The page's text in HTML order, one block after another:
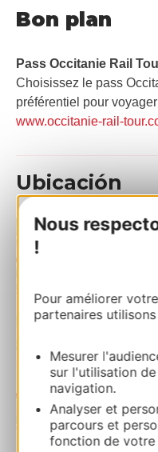
Nous
!
Pour améliorer
partenaires
Mesurer
sur l'utilisation
navigation.
Analyser et
parcours et
fonction de votre
Bon plan
Pass Occitanie Rail
Choisissez le pass
préférentiel pour
www.occitanie-rail-
Ubicación
+